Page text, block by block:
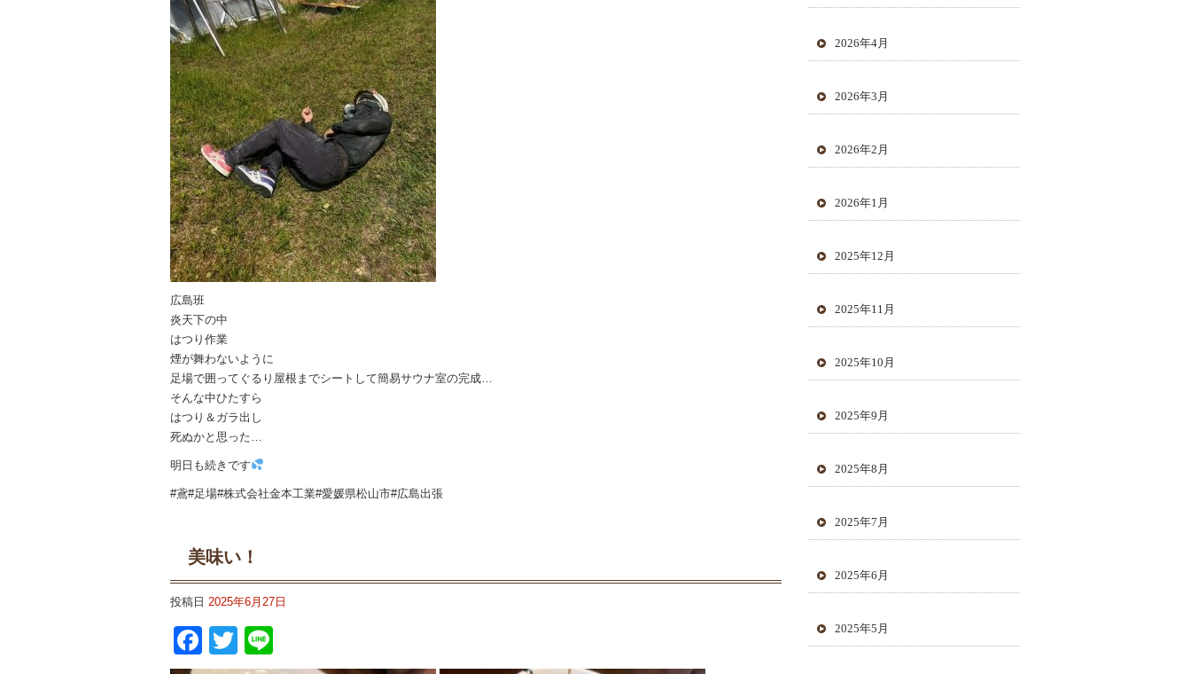
広島班
炎天下の中
はつり作業
煙が舞わないように
足場で囲ってぐるり屋根までシートして簡易サウナ室の完成…
そんな中ひたすら
はつり＆ガラ出し
死ぬかと思った…
明日も続きです
#鳶#足場#株式会社金本工業#愛媛県松山市#広島出張
美味い！
投稿日 2025年6月27日
Facebook
Twitter
2026年4月
2026年3月
2026年2月
2026年1月
2025年12月
2025年11月
2025年10月
2025年9月
2025年8月
2025年7月
2025年6月
2025年5月